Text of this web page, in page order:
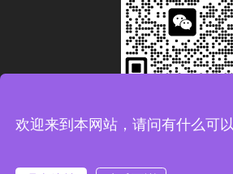
欢迎来到本网站，请问有什么可